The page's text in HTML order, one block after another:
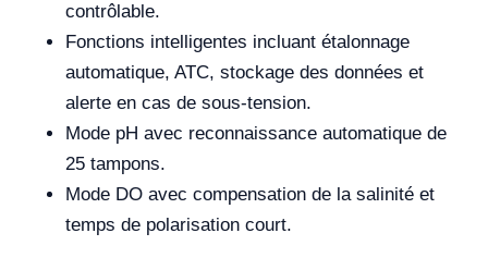
contrôlable.
Fonctions intelligentes incluant étalonnage
automatique, ATC, stockage des données et
alerte en cas de sous-tension.
Mode pH avec reconnaissance automatique de
25 tampons.
Mode DO avec compensation de la salinité et
temps de polarisation court.